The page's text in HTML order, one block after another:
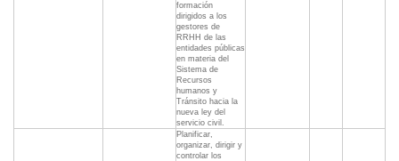
formación
dirigidos a los
gestores de
RRHH de las
entidades públicas
en materia del
Sistema de
Recursos
humanos y
Tránsito hacia la
nueva ley del
servicio civil.
Planificar,
organizar, dirigir y
controlar los